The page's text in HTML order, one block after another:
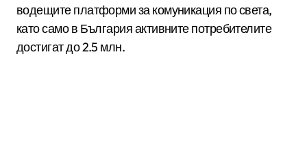
водещите платформи за комуникация по света,
като само в България активните потребителите
достигат до 2.5 млн.